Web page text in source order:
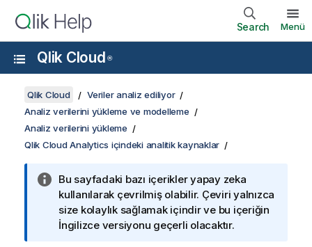
Search Menü
Qlik Cloud ®
Qlik Cloud
Veriler analiz ediliyor
Analiz verilerini yükleme ve modelleme
Analiz verilerini yükleme
Qlik Cloud Analytics içindeki analitik kaynaklar
Bu sayfadaki bazı içerikler yapay zeka
kullanılarak çevrilmiş olabilir. Çeviri yalnızca
size kolaylık sağlamak içindir ve bu içeriğin
İngilizce versiyonu geçerli olacaktır.